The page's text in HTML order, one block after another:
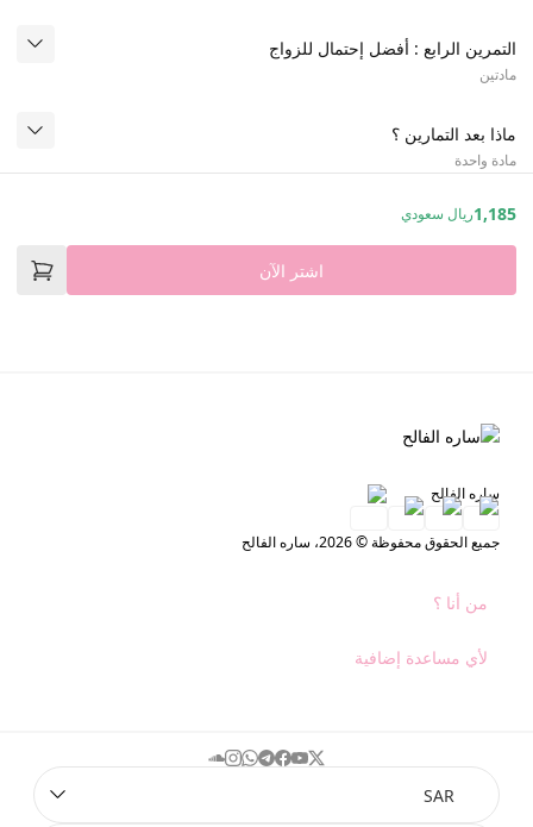
التمرين الرابع : أفضل إحتمال للزواج
مادتين
ماذا بعد التمارين ؟
مادة واحدة
1,185ريال سعودي
اشتر الآن
ساره الفالح
جميع الحقوق محفوظة © 2026، ساره الفالح
من أنا ؟
لأي مساعدة إضافية
SAR
twitter
youtube
facebook
telegram
whatsapp
instagram
soundcloud